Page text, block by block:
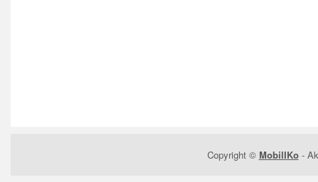
Copyright © MobilIKo-